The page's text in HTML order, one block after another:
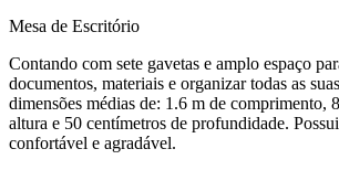
Mesa de Escritório
Contando com sete gavetas e amplo espaço
documentos, materiais e organizar todas as
dimensões médias de: 1.6 m de comprimento,
altura e 50 centímetros de profundidade.
confortável e agradável.